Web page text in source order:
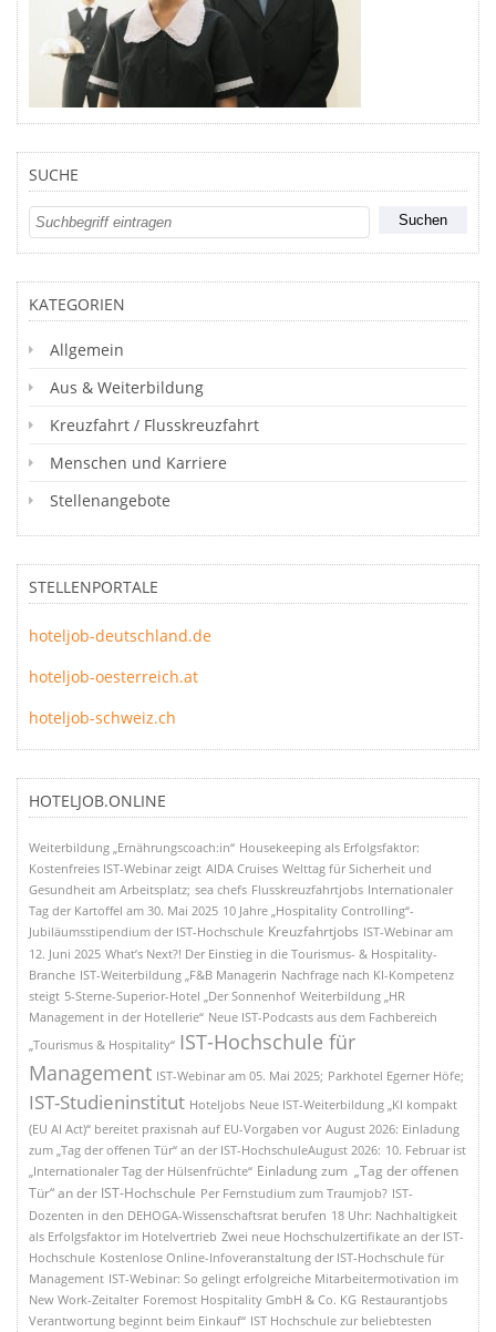
SUCHE
KATEGORIEN
Allgemein
Aus & Weiterbildung
Kreuzfahrt / Flusskreuzfahrt
Menschen und Karriere
Stellenangebote
STELLENPORTALE
hoteljob-deutschland.de
hoteljob-oesterreich.at
hoteljob-schweiz.ch
HOTELJOB.ONLINE
Weiterbildung „Ernährungscoach:in“ Housekeeping als Erfolgsfaktor:
Kostenfreies IST-Webinar zeigt AIDA Cruises Welttag für Sicherheit und
Gesundheit am Arbeitsplatz; sea chefs Flusskreuzfahrtjobs Internationaler
Tag der Kartoffel am 30. Mai 2025 10 Jahre „Hospitality Controlling“-
Jubiläumsstipendium der IST-Hochschule Kreuzfahrtjobs IST-Webinar am
12. Juni 2025 What’s Next?! Der Einstieg in die Tourismus- & Hospitality-
Branche IST-Weiterbildung „F&B Managerin Nachfrage nach KI-Kompetenz
steigt 5-Sterne-Superior-Hotel „Der Sonnenhof Weiterbildung „HR
Management in der Hotellerie“ Neue IST-Podcasts aus dem Fachbereich
„Tourismus & Hospitality“ IST-Hochschule für
Management IST-Webinar am 05. Mai 2025; Parkhotel Egerner Höfe;
IST-Studieninstitut Hoteljobs Neue IST-Weiterbildung „KI kompakt
(EU AI Act)“ bereitet praxisnah auf EU-Vorgaben vor August 2026: Einladung
zum „Tag der offenen Tür“ an der IST-HochschuleAugust 2026: 10. Februar ist
„Internationaler Tag der Hülsenfrüchte“ Einladung zum „Tag der offenen
Tür“ an der IST-Hochschule Per Fernstudium zum Traumjob? IST-
Dozenten in den DEHOGA-Wissenschaftsrat berufen 18 Uhr: Nachhaltigkeit
als Erfolgsfaktor im Hotelvertrieb Zwei neue Hochschulzertifikate an der IST-
Hochschule Kostenlose Online-Infoveranstaltung der IST-Hochschule für
Management IST-Webinar: So gelingt erfolgreiche Mitarbeitermotivation im
New Work-Zeitalter Foremost Hospitality GmbH & Co. KG Restaurantjobs
Verantwortung beginnt beim Einkauf“ IST Hochschule zur beliebtesten